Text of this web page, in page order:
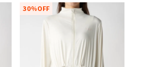
30%OFF